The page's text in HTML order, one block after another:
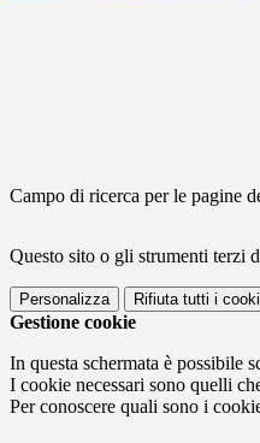
Campo di ricerca per le pagine
Questo sito o gli strumenti terzi
Personalizza Rifiuta tutti i
Gestione cookie
In questa schermata è possibile
I cookie necessari sono quelli
Per conoscere quali sono i